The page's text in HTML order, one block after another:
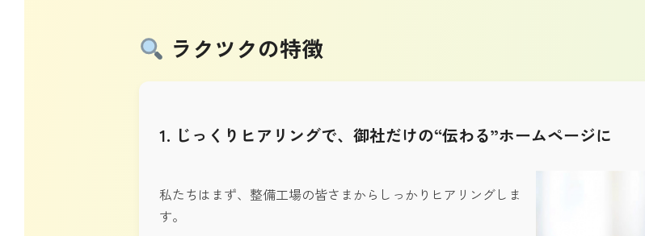
ラクツクの特徴
1. じっくりヒアリングで、御社だけの“伝わる”ホームページに
私たちはまず、整備工場の皆さまからしっかりヒアリングしま
す。